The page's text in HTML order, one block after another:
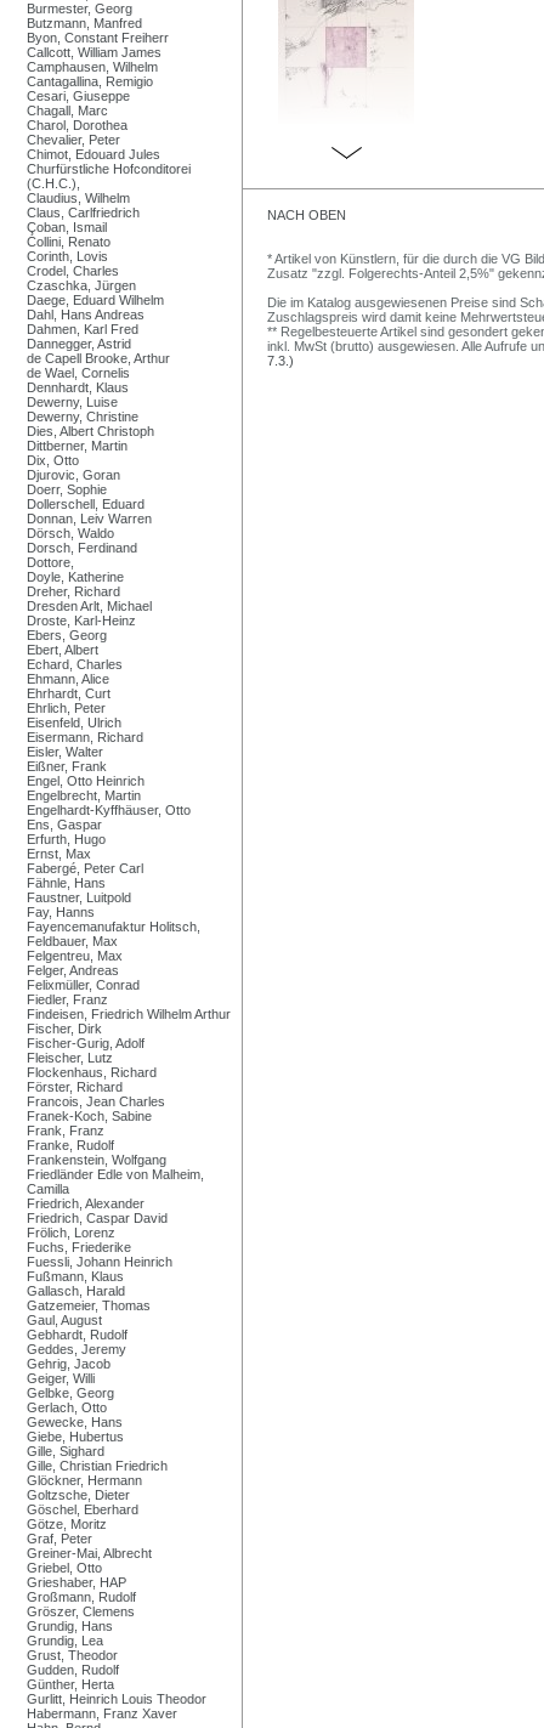
Burmester, Georg
Butzmann, Manfred
Byon, Constant Freiherr
Callcott, William James
Camphausen, Wilhelm
Cantagallina, Remigio
Cesari, Giuseppe
Chagall, Marc
Charol, Dorothea
Chevalier, Peter
Chimot, Edouard Jules
Churfürstliche Hofconditorei
(C.H.C.),
Claudius, Wilhelm
Claus, Carlfriedrich
Çoban, Ismail
Collini, Renato
Corinth, Lovis
Crodel, Charles
Czaschka, Jürgen
Daege, Eduard Wilhelm
Dahl, Hans Andreas
Dahmen, Karl Fred
Dannegger, Astrid
de Capell Brooke, Arthur
de Wael, Cornelis
Dennhardt, Klaus
Dewerny, Luise
Dewerny, Christine
Dies, Albert Christoph
Dittberner, Martin
Dix, Otto
Djurovic, Goran
Doerr, Sophie
Dollerschell, Eduard
Donnan, Leiv Warren
Dörsch, Waldo
Dorsch, Ferdinand
Dottore,
Doyle, Katherine
Dreher, Richard
Dresden Arlt, Michael
Droste, Karl-Heinz
Ebers, Georg
Ebert, Albert
Echard, Charles
Ehmann, Alice
Ehrhardt, Curt
Ehrlich, Peter
Eisenfeld, Ulrich
Eisermann, Richard
Eisler, Walter
Eißner, Frank
Engel, Otto Heinrich
Engelbrecht, Martin
Engelhardt-Kyffhäuser, Otto
Ens, Gaspar
Erfurth, Hugo
Ernst, Max
Fabergé, Peter Carl
Fähnle, Hans
Faustner, Luitpold
Fay, Hanns
Fayencemanufaktur Holitsch,
Feldbauer, Max
Felgentreu, Max
Felger, Andreas
Felixmüller, Conrad
Fiedler, Franz
Findeisen, Friedrich Wilhelm Arthur
Fischer, Dirk
Fischer-Gurig, Adolf
Fleischer, Lutz
Flockenhaus, Richard
Förster, Richard
Francois, Jean Charles
Franek-Koch, Sabine
Frank, Franz
Franke, Rudolf
Frankenstein, Wolfgang
Friedländer Edle von Malheim,
Camilla
Friedrich, Alexander
Friedrich, Caspar David
Frölich, Lorenz
Fuchs, Friederike
Fuessli, Johann Heinrich
Fußmann, Klaus
Gallasch, Harald
Gatzemeier, Thomas
Gaul, August
Gebhardt, Rudolf
Geddes, Jeremy
Gehrig, Jacob
Geiger, Willi
Gelbke, Georg
Gerlach, Otto
Gewecke, Hans
Giebe, Hubertus
Gille, Sighard
Gille, Christian Friedrich
Glöckner, Hermann
Goltzsche, Dieter
Göschel, Eberhard
Götze, Moritz
Graf, Peter
Greiner-Mai, Albrecht
Griebel, Otto
Grieshaber, HAP
Großmann, Rudolf
Gröszer, Clemens
Grundig, Hans
Grundig, Lea
Grust, Theodor
Gudden, Rudolf
Günther, Herta
Gurlitt, Heinrich Louis Theodor
Habermann, Franz Xaver
NACH OBEN
* Artikel von Künstlern, für die durch die VG
Zusatz "zzgl. Folgerechts-Anteil 2,5%"
Die im Katalog ausgewiesenen Preise sind
Zuschlagspreis wird damit keine
** Regelbesteuerte Artikel sind gesondert
inkl. MwSt (brutto) ausgewiesen. Alle Aufrufe
7.3.)